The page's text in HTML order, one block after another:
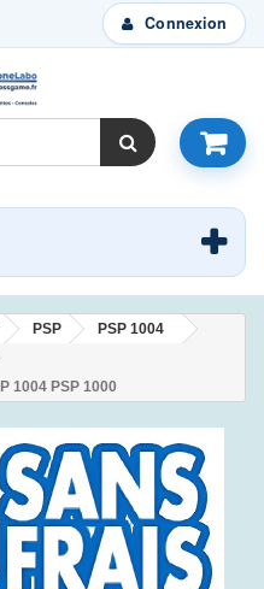
Connexion
PSP
PSP 1004
1004 PSP 1000